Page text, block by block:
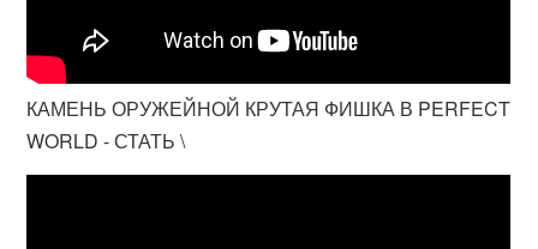
КАМЕНЬ ОРУЖЕЙНОЙ КРУТАЯ ФИШКА В PERFECT
WORLD - СТАТЬ \